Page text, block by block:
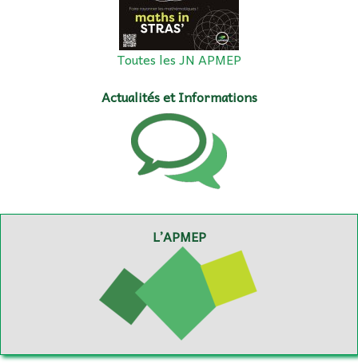
Toutes les JN APMEP
Actualités et Informations
L’APMEP